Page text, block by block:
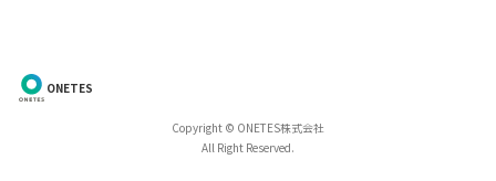
ONETES
Copyright © ONETES株式会社
All Right Reserved.